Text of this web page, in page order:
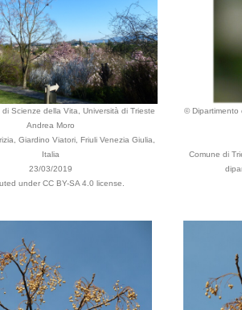
Scienze della Vita, Università di Trieste
Andrea Moro
Giardino Viatori, Friuli Venezia Giulia,
Italia
23/03/2019
under CC BY-SA 4.0 license.
© Dipartimento
Comune di